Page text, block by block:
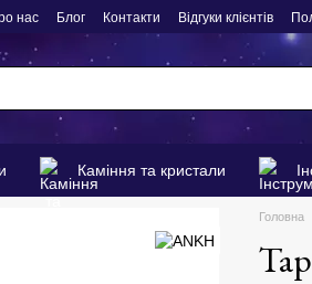
нас Блог Контакти Відгуки клієнтів
Каміння та кристали
Головна